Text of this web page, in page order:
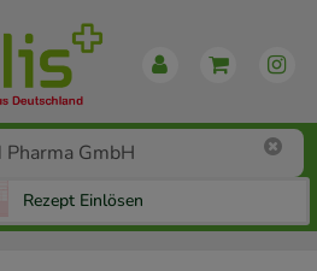
Rezept Einlösen